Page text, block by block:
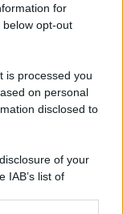
for
opt-out
is processed you
on personal
disclosed to
of your
IAB’s list of